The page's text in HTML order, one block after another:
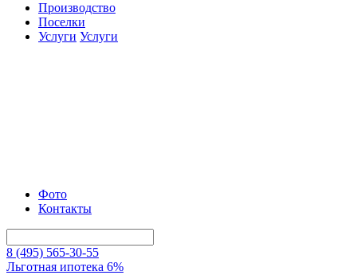
Производство
Поселки
Услуги Услуги
Фото
Контакты
8 (495) 565-30-55
Льготная ипотека 6%